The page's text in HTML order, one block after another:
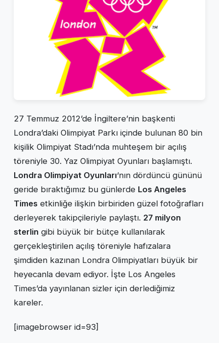
27 Temmuz 2012’de İngiltere’nin başkenti
Londra’daki Olimpiyat Parkı içinde bulunan 80 bin
kişilik Olimpiyat Stadı’nda muhteşem bir açılış
töreniyle 30. Yaz Olimpiyat Oyunları başlamıştı.
Londra Olimpiyat Oyunları‘nın dördüncü gününü
geride bıraktığımız bu günlerde Los Angeles
Times etkinliğe ilişkin birbiriden güzel fotoğrafları
derleyerek takipçileriyle paylaştı. 27 milyon
sterlin gibi büyük bir bütçe kullanılarak
gerçekleştirilen açılış töreniyle hafızalara
şimdiden kazınan Londra Olimpiyatları büyük bir
heyecanla devam ediyor. İşte Los Angeles
Times’da yayınlanan sizler için derlediğimiz
kareler.
[imagebrowser id=93]